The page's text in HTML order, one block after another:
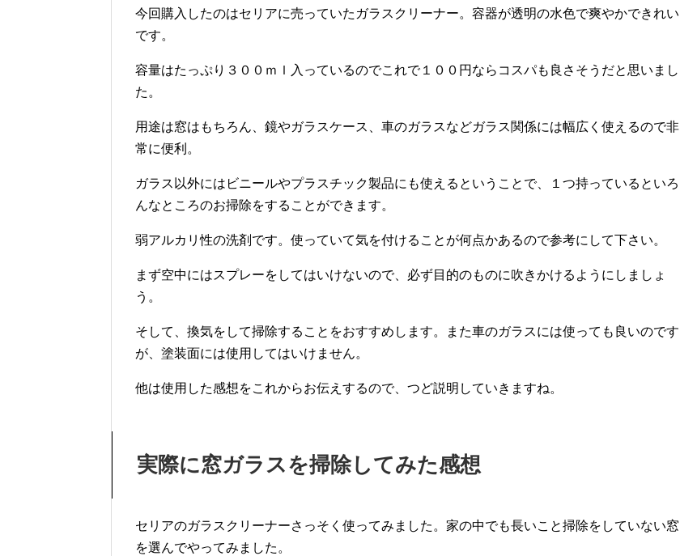
今回購入したのはセリアに売っていたガラスクリーナー。容器が透明の水色で爽やかできれい
です。
容量はたっぷり３００ｍｌ入っているのでこれで１００円ならコスパも良さそうだと思いまし
た。
用途は窓はもちろん、鏡やガラスケース、車のガラスなどガラス関係には幅広く使えるので非
常に便利。
ガラス以外にはビニールやプラスチック製品にも使えるということで、１つ持っているといろ
んなところのお掃除をすることができます。
弱アルカリ性の洗剤です。使っていて気を付けることが何点かあるので参考にして下さい。
まず空中にはスプレーをしてはいけないので、必ず目的のものに吹きかけるようにしましょ
う。
そして、換気をして掃除することをおすすめします。また車のガラスには使っても良いのです
が、塗装面には使用してはいけません。
他は使用した感想をこれからお伝えするので、つど説明していきますね。
実際に窓ガラスを掃除してみた感想
セリアのガラスクリーナーさっそく使ってみました。家の中でも長いこと掃除をしていない窓
を選んでやってみました。